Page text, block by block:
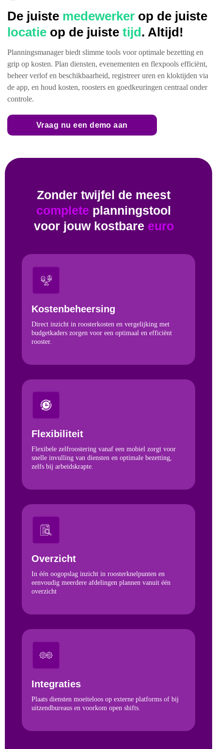
De juiste medewerker op de juiste
locatie op de juiste tijd. Altijd!
Planningsmanager biedt slimme tools voor optimale bezetting en
grip op kosten. Plan diensten, evenementen en flexpools efficiënt,
beheer verlof en beschikbaarheid, registreer uren en kloktijden via
de app, en houd kosten, roosters en goedkeuringen centraal onder
controle.
Vraag nu een demo aan
Zonder twijfel de meest
complete planningstool
voor jouw kostbare euro
Kostenbeheersing
Direct inzicht in roosterkosten en vergelijking met
budgetkaders zorgen voor een optimaal en efficiënt
rooster.
Flexibiliteit
Flexibele zelfroostering vanaf een mobiel zorgt voor
snelle invulling van diensten en optimale bezetting,
zelfs bij arbeidskrapte.
Overzicht
In één oogopslag inzicht in roosterknelpunten en
eenvoudig meerdere afdelingen plannen vanuit één
overzicht
Integraties
Plaats diensten moeiteloos op externe platforms of bij
uitzendbureaus en voorkom open shifts.